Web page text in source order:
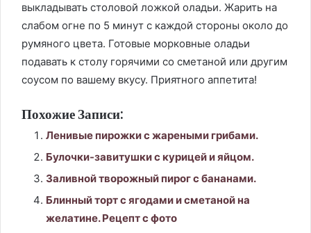
выкладывать столовой ложкой оладьи. Жарить на
слабом огне по 5 минут с каждой стороны около до
румяного цвета. Готовые морковные оладьи
подавать к столу горячими со сметаной или другим
соусом по вашему вкусу. Приятного аппетита!
Похожие Записи:
Ленивые пирожки с жареными грибами.
Булочки-завитушки с курицей и яйцом.
Заливной творожный пирог с бананами.
Блинный торт с ягодами и сметаной на
желатине. Рецепт с фото